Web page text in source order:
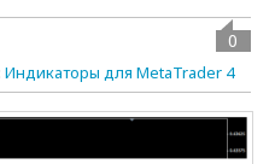
0
Индикаторы для MetaTrader 4